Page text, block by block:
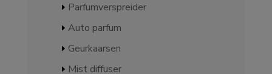
Parfumverspreider
Auto parfum
Geurkaarsen
Mist diffuser